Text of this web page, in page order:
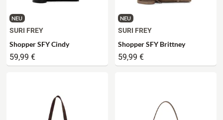
NEU
SURI FREY
Shopper SFY Cindy
59,99 €
NEU
SURI FREY
Shopper SFY Brittney
59,99 €